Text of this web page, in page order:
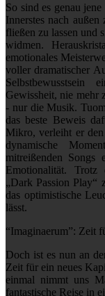
So sind es genau
Innerstes nach
fließen zu lassen und
widmen.
emotionales
voller dramatischer
Gewissheit, nie mehr
- nur die Musik.
das beste Beweis
Mikro, verleiht er
dynamische
mitreißenden Songs
Emotionalität. Trotz
„Dark Passion Play“
das optimistische
lässt.
“Imaginaerum”: Zeit
Doch ist es nun an
Zeit für ein neues
einmal nimmt uns
fantastische Reise in